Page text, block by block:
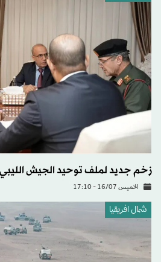
زخم جديد لملف توحيد الجيش
الخميس 16/07 - 17:10
شمال افريقيا